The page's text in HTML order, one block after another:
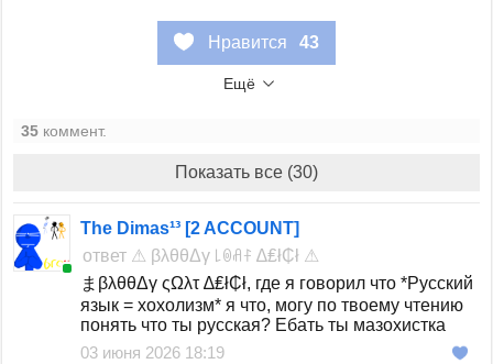
Нравится 43
Ещё
35 коммент.
Показать все (30)
The Dimas¹³ [2 ACCOUNT]
ответ ⚠ βλθθΔγ ꒒ꉻꋬꊰ ∆₤ł₵ł ⚠
まβλθθΔγ ςΩλτ ∆₤ł₵ł, где я говорил что *Русский
язык = хохолизм* я что, могу по твоему чтению
понять что ты русская? Ебать ты мазохистка
03 июня 2026 18:19